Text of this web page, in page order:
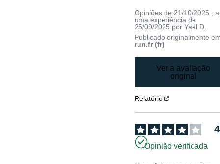
Opiniões de 21/10/2025
,
uma experiência de
25/09/2025 porYaël D.
Publicado originalmente
run.fr (fr)
Ver a avaliação
original
Relatório
4
Opinião verificada